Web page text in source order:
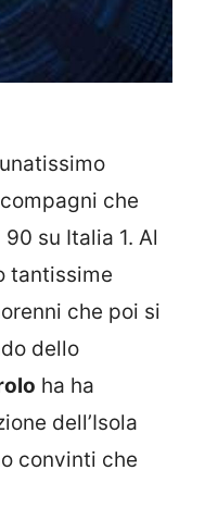
che
su Italia 1. Al
tantissime
che poi si
dello
ha ha
dell’Isola
convinti che